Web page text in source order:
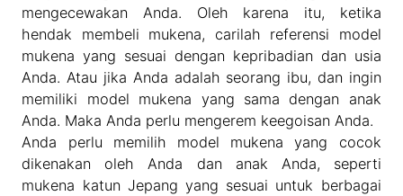
mengecewakan Anda. Oleh karena itu, ketika
hendak membeli mukena, carilah referensi model
mukena yang sesuai dengan kepribadian dan usia
Anda. Atau jika Anda adalah seorang ibu, dan ingin
memiliki model mukena yang sama dengan anak
Anda. Maka Anda perlu mengerem keegoisan Anda.
Anda perlu memilih model mukena yang cocok
dikenakan oleh Anda dan anak Anda, seperti
mukena katun Jepang yang sesuai untuk berbagai